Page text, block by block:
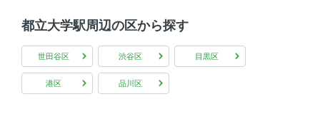
都立大学駅周辺の区から探す
世田谷区 渋谷区 目黒区
港区 品川区